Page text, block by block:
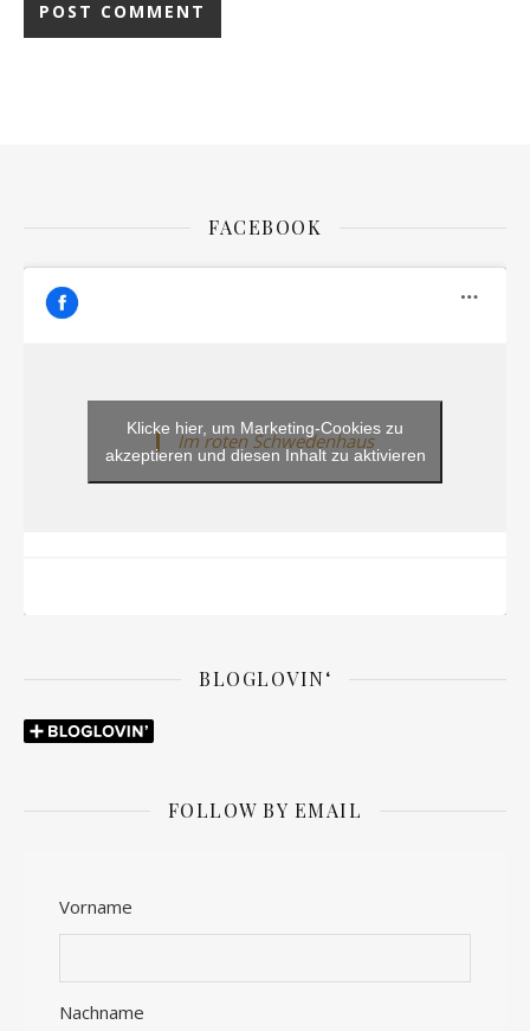
FACEBOOK
Im roten Schwedenhaus
Klicke hier, um Marketing-Cookies zu
akzeptieren und diesen Inhalt zu aktivieren
BLOGLOVIN‘
FOLLOW BY EMAIL
Vorname
Nachname